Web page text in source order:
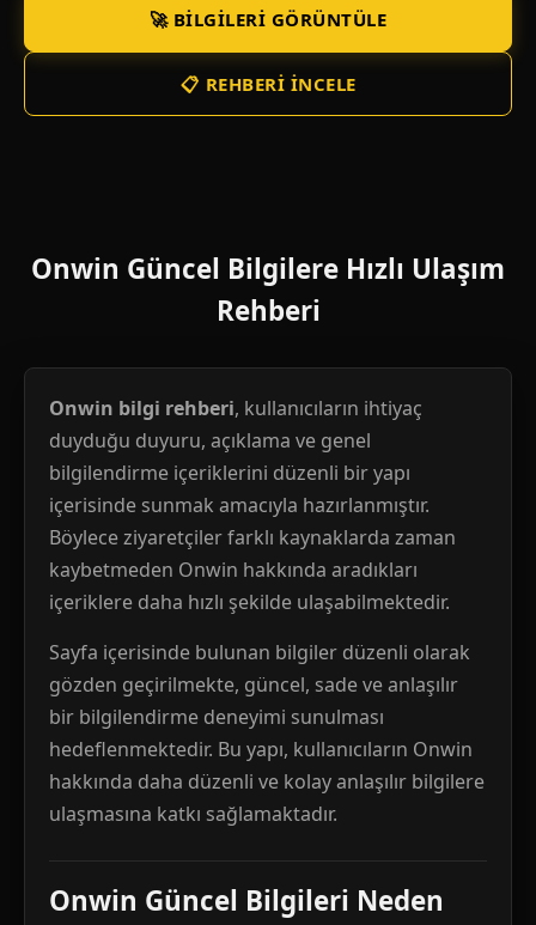
🚀 BILGILERI GÖRÜNTÜLE
📋 REHBERI İNCELE
Onwin Güncel Bilgilere Hızlı Ulaşım
Rehberi
Onwin bilgi rehberi, kullanıcıların ihtiyaç
duyduğu duyuru, açıklama ve genel
bilgilendirme içeriklerini düzenli bir yapı
içerisinde sunmak amacıyla hazırlanmıştır.
Böylece ziyaretçiler farklı kaynaklarda zaman
kaybetmeden Onwin hakkında aradıkları
içeriklere daha hızlı şekilde ulaşabilmektedir.
Sayfa içerisinde bulunan bilgiler düzenli olarak
gözden geçirilmekte, güncel, sade ve anlaşılır
bir bilgilendirme deneyimi sunulması
hedeflenmektedir. Bu yapı, kullanıcıların Onwin
hakkında daha düzenli ve kolay anlaşılır bilgilere
ulaşmasına katkı sağlamaktadır.
Onwin Güncel Bilgileri Neden